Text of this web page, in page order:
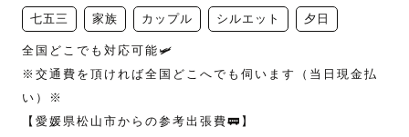
七五三 家族 カップル シルエット 夕日
全国どこでも対応可能🛩
※交通費を頂ければ全国どこへでも伺います（当日現金払
い）※
【愛媛県松山市からの参考出張費🚃】